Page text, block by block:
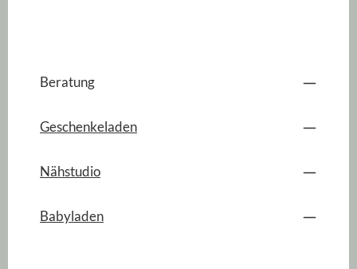
Beratung
Geschenkeladen
Nähstudio
Babyladen